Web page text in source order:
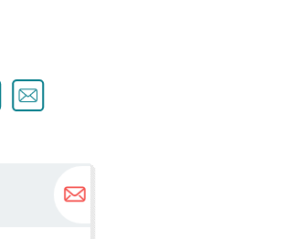
more...